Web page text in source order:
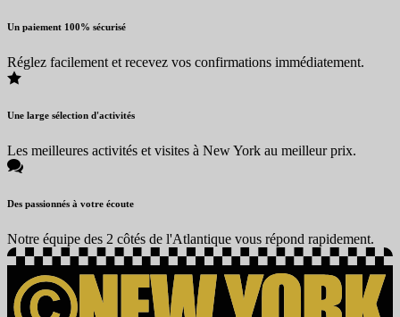
Un paiement 100% sécurisé
Réglez facilement et recevez vos confirmations immédiatement.
Une large sélection d'activités
Les meilleures activités et visites à New York au meilleur prix.
Des passionnés à votre écoute
Notre équipe des 2 côtés de l'Atlantique vous répond rapidement.